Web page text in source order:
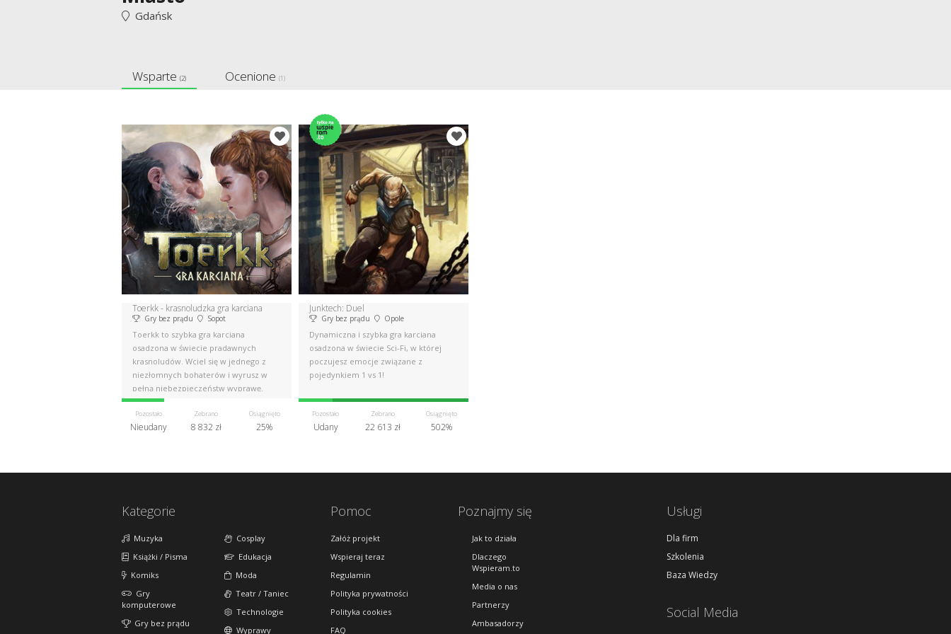
Gdańsk
Wsparte (2) Ocenione (1)
Toerkk - krasnoludzka gra karciana
Gry bez prądu Sopot
Toerkk to szybka gra karciana
osadzona w świecie pradawnych
krasnoludów. Wciel się w jednego z
niezłomnych bohaterów i wyrusz w
pełną niebezpieczeństw wyprawę.
Pozostało
Nieudany
Zebrano
8 832 zł
Osiągnięto
25%
Junktech: Duel
Gry bez prądu Opole
Dynamiczna i szybka gra karciana
osadzona w świecie Sci-Fi, w której
poczujesz emocje związane z
pojedynkiem 1 vs 1!
Pozostało
Udany
Zebrano
22 613 zł
Osiągnięto
502%
Kategorie
Muzyka
Książki / Pisma
Komiks
Gry
komputerowe
Gry bez prądu
Cosplay
Edukacja
Moda
Teatr / Taniec
Technologie
Wyprawy
Pomoc
Załóż projekt
Wspieraj teraz
Regulamin
Polityka prywatności
Polityka cookies
FAQ
Poznajmy się
Jak to działa
Dlaczego
Wspieram.to
Media o nas
Partnerzy
Ambasadorzy
Usługi
Dla firm
Szkolenia
Baza Wiedzy
Social Media